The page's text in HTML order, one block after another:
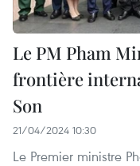
Le PM Pham
frontière
Son
21/04/2024 10:30
Le Premier ministre